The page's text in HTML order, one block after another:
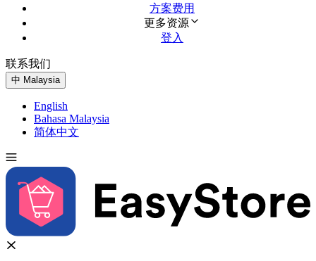
方案费用
更多资源
登入
联系我们
中 Malaysia
English
Bahasa Malaysia
简体中文